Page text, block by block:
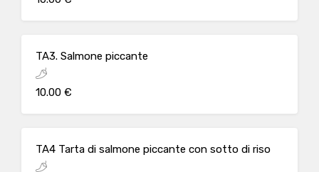
TA3. Salmone piccante
10.00 €
TA4 Tarta di salmone piccante con sotto di riso